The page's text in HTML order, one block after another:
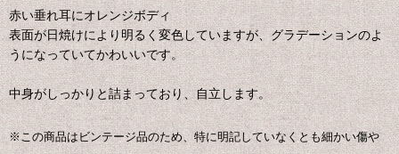
赤い垂れ耳にオレンジボディ
表面が日焼けにより明るく変色していますが、グラデーションのよ
うになっていてかわいいです。
中身がしっかりと詰まっており、自立します。
※この商品はビンテージ品のため、特に明記していなくとも細かい傷や